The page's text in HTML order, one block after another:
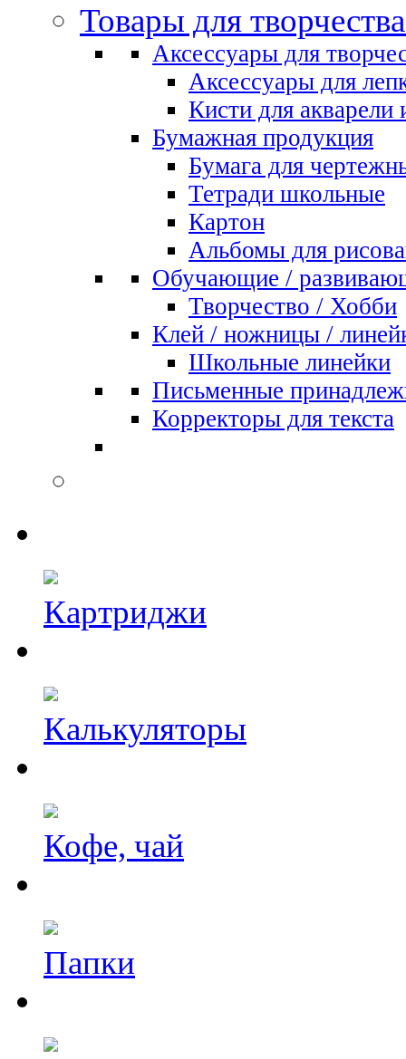
Товары для
Аксессуары для
Аксессуары для
Кисти для акварели
Бумажная продукция
Бумага для
Тетради школьные
Картон
Альбомы для
Обучающие /
Творчество / Хобби
Клей / ножницы /
Школьные линейки
Письменные
Корректоры для текста
Картриджи
Калькуляторы
Кофе, чай
Папки